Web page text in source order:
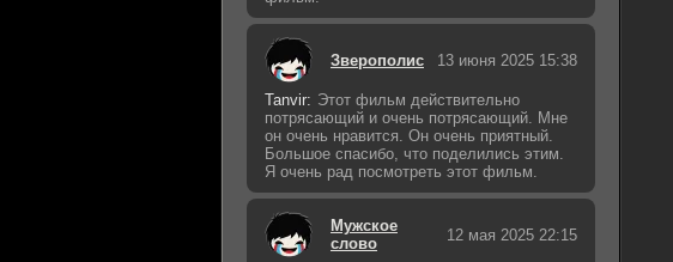
Зверополис 13 июня 2025 15:38
Tanvir: Этот фильм действительно
потрясающий и очень потрясающий. Мне
он очень нравится. Он очень приятный.
Большое спасибо, что поделились этим.
Я очень рад посмотреть этот фильм.
Мужское
слово
12 мая 2025 22:15